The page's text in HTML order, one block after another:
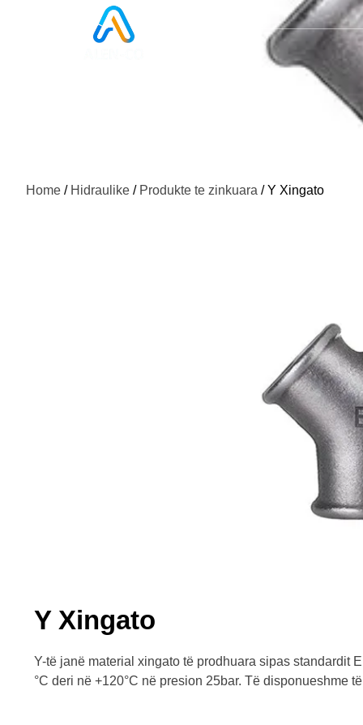
Home / Hidraulike / Produkte te zinkuara / Y Xingato
Y Xingato
Y-të janë material xingato të prodhuara sipas standardit
°C deri në +120°C në presion 25bar. Të disponueshme